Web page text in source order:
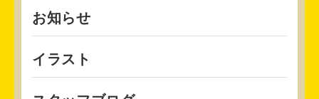
お知らせ
イラスト